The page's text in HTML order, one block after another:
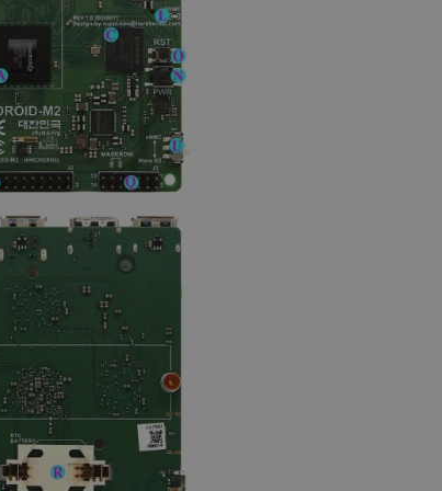
wydajność
zgody
ich interakcji z
zostaną
ludzi i botów. Jest
i botów. Jest
na temat
na języku
sposób jej
ale dobrym
zalogowanego
stanem